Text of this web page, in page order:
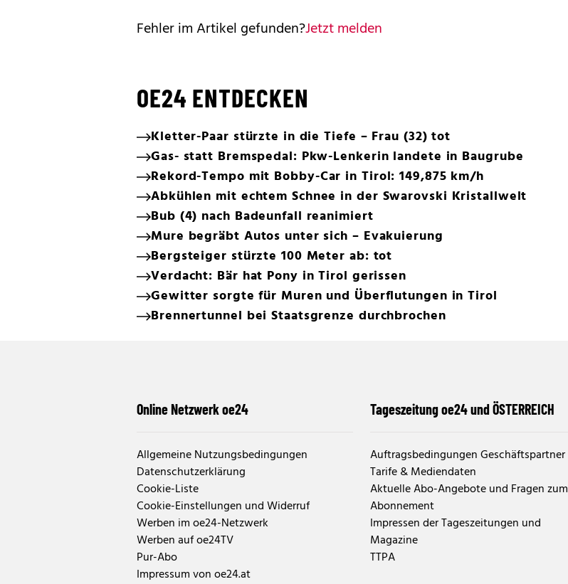
Fehler im Artikel gefunden?Jetzt melden
OE24 ENTDECKEN
Kletter-Paar stürzte in die Tiefe – Frau (32) tot
Gas- statt Bremspedal: Pkw-Lenkerin landete in Baugrube
Rekord-Tempo mit Bobby-Car in Tirol: 149,875 km/h
Abkühlen mit echtem Schnee in der Swarovski Kristallwelt
Bub (4) nach Badeunfall reanimiert
Mure begräbt Autos unter sich – Evakuierung
Bergsteiger stürzte 100 Meter ab: tot
Verdacht: Bär hat Pony in Tirol gerissen
Gewitter sorgte für Muren und Überflutungen in Tirol
Brennertunnel bei Staatsgrenze durchbrochen
Online Netzwerk oe24
Allgemeine Nutzungsbedingungen
Datenschutzerklärung
Cookie-Liste
Cookie-Einstellungen und Widerruf
Werben im oe24-Netzwerk
Werben auf oe24TV
Pur-Abo
Impressum von oe24.at
Tageszeitung oe24 und ÖSTERREICH
Auftragsbedingungen Geschäftspartner
Tarife & Mediendaten
Aktuelle Abo-Angebote und Fragen zum
Abonnement
Impressen der Tageszeitungen und
Magazine
TTPA